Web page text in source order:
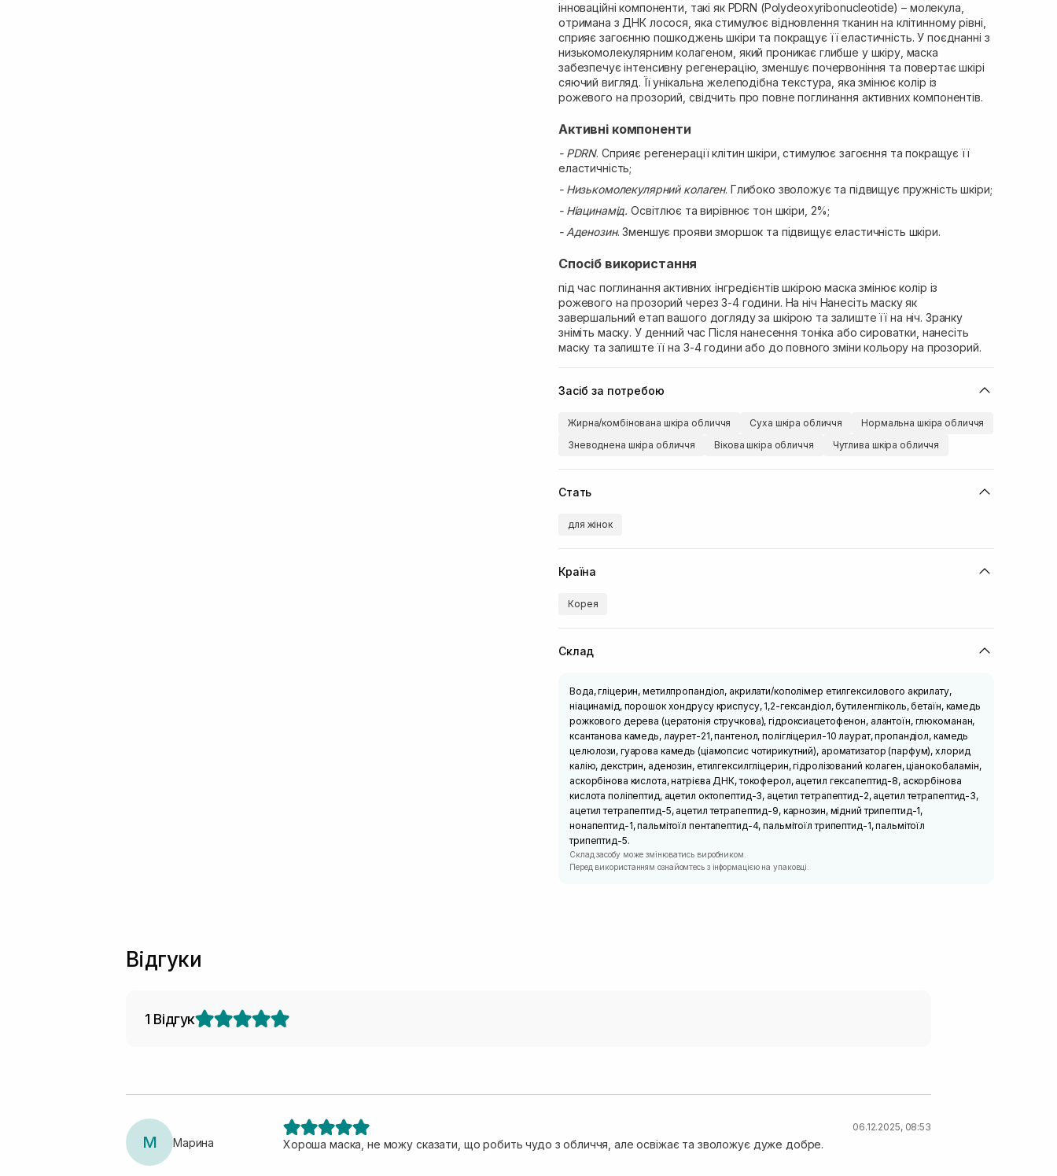
інноваційні компоненти, такі як PDRN (Polydeoxyribonucleotide) – молекула,
отримана з ДНК лосося, яка стимулює відновлення тканин на клітинному рівні,
сприяє загоєнню пошкоджень шкіри та покращує її еластичність. У поєднанні з
низькомолекулярним колагеном, який проникає глибше у шкіру, маска
забезпечує інтенсивну регенерацію, зменшує почервоніння та повертає шкірі
сяючий вигляд. Її унікальна желеподібна текстура, яка змінює колір із
рожевого на прозорий, свідчить про повне поглинання активних компонентів.
Активні компоненти
- PDRN. Сприяє регенерації клітин шкіри, стимулює загоєння та покращує її
еластичність;
- Низькомолекулярний колаген. Глибоко зволожує та підвищує пружність шкіри;
- Ніацинамід. Освітлює та вирівнює тон шкіри, 2%;
- Аденозин. Зменшує прояви зморшок та підвищує еластичність шкіри.
Спосіб використання
під час поглинання активних інгредієнтів шкірою маска змінює колір із
рожевого на прозорий через 3-4 години. На ніч Нанесіть маску як
завершальний етап вашого догляду за шкірою та залиште її на ніч. Зранку
зніміть маску. У денний час Після нанесення тоніка або сироватки, нанесіть
маску та залиште її на 3-4 години або до повного зміни кольору на прозорий.
Засіб за потребою
Жирна/комбінована шкіра обличчя Суха шкіра обличчя
Нормальна шкіра обличчя
Зневоднена шкіра обличчя
Вікова шкіра обличчя Чутлива шкіра обличчя
Стать
для жінок
Країна
Корея
Склад
Вода, гліцерин, метилпропандіол, акрилати/кополімер етилгексилового акрилату,
ніацинамід, порошок хондрусу криспусу, 1,2-гександіол, бутиленгліколь, бетаїн, камедь
рожкового дерева (цератонія стручкова), гідроксиацетофенон, алантоїн, глюкоманан,
ксантанова камедь, лаурет-21, пантенол, полігліцерил-10 лаурат, пропандіол, камедь
целюлози, гуарова камедь (ціамопсис чотирикутний), ароматизатор (парфум), хлорид
калію, декстрин, аденозин, етилгексилгліцерин, гідролізований колаген, ціанокобаламін,
аскорбінова кислота, натрієва ДНК, токоферол, ацетил гексапептид-8, аскорбінова
кислота поліпептид, ацетил октопептид-3, ацетил тетрапептид-2, ацетил тетрапептид-3,
ацетил тетрапептид-5, ацетил тетрапептид-9, карнозин, мідний трипептид-1,
нонапептид-1, пальмітоїл пентапептид-4, пальмітоїл трипептид-1, пальмітоїл
трипептид-5.
Склад засобу може змінюватись виробником.
Перед використанням ознайомтесь з інформацією на упаковці.
Відгуки
1 Відгук
М Марина
06.12.2025, 08:53
Хороша маска, не можу сказати, що робить чудо з обличчя, але освіжає та зволожує дуже добре.